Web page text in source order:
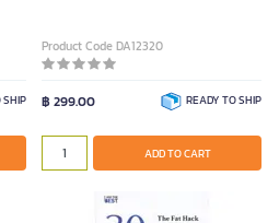
SHIP
Product Code DA12320
฿ 299.00 READY TO SHIP
ADD TO CART